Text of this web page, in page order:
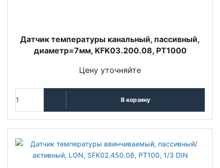
Датчик температуры канальный, пассивный,
диаметр=7мм, KFK03.200.08, PT1000
Цену уточняйте
В корзину